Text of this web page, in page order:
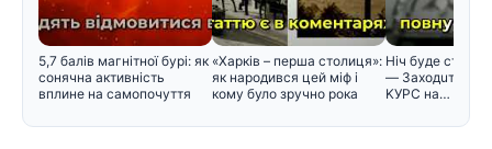
5,7 балів магнітної бурі: як
сонячна активність
вплине на самопочуття
«Харків – перша столиця»:
як народився цей міф і
кому було зручно рока
Hiч бyдe
— Зaxoдuть
KУPC нa…